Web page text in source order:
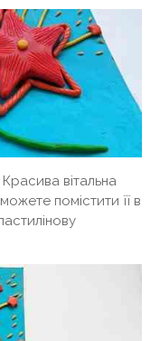
вітальна
помістити її в